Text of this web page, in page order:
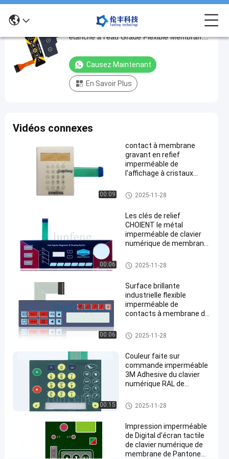
Clavier
en
silicone
personnalisé
à
Grade
Flexible
Membrane
imperméable
de membrane
05-23
383
points
de vue
Causez
Maintenant
Partager
#
imperméabilisent
le clavier
numérique de
membrane
#
de dôme
d'ANIMAL
FAMILIER
Clavier en silicone personnalisé DC 5V
étanche à l'eau Grade Flexible Membrane
Causez Maintenant
En Savoir Plus
Vidéos connexes
00:09
contact à membrane
gravant en refief
imperméable de
l'affichage à cristaux
numérique de la
membrane 3M467
Clavier numérique imperméabl
e de membrane
2025-11-28
00:06
Les clés de relief
CHOIENT le métal
imperméable de clavier
numérique de membrane
contact à membrane
mené
Clavier numérique imperméabl
e de membrane
2025-11-28
00:06
Surface brillante
industrielle flexible
imperméable de
contacts à membrane de
Clavier numérique imperméabl
e de membrane
2025-11-28
00:15
Couleur faite sur
commande imperméable
3M Adhesive du clavier
numérique RAL de
Clavier numérique imperméabl
e de membrane
2025-11-28
Impression imperméable
de Digital d'écran tactile
de clavier numérique de
membrane de Pantone